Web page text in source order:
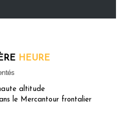
HEURE
altitude
le Mercantour frontalier